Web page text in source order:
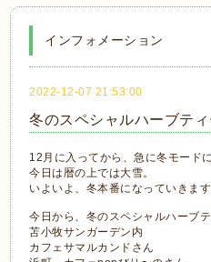
インフォメーション
2022-12-07 21:53:00
冬のスペシャルハーブティ
12月に入ってから、急に冬モード
今日は暦の上では大雪。
いよいよ、冬本番になっていきます
今日から、冬のスペシャルハーブ
苫小牧サンガーデン内
カフェサマルカンドさん